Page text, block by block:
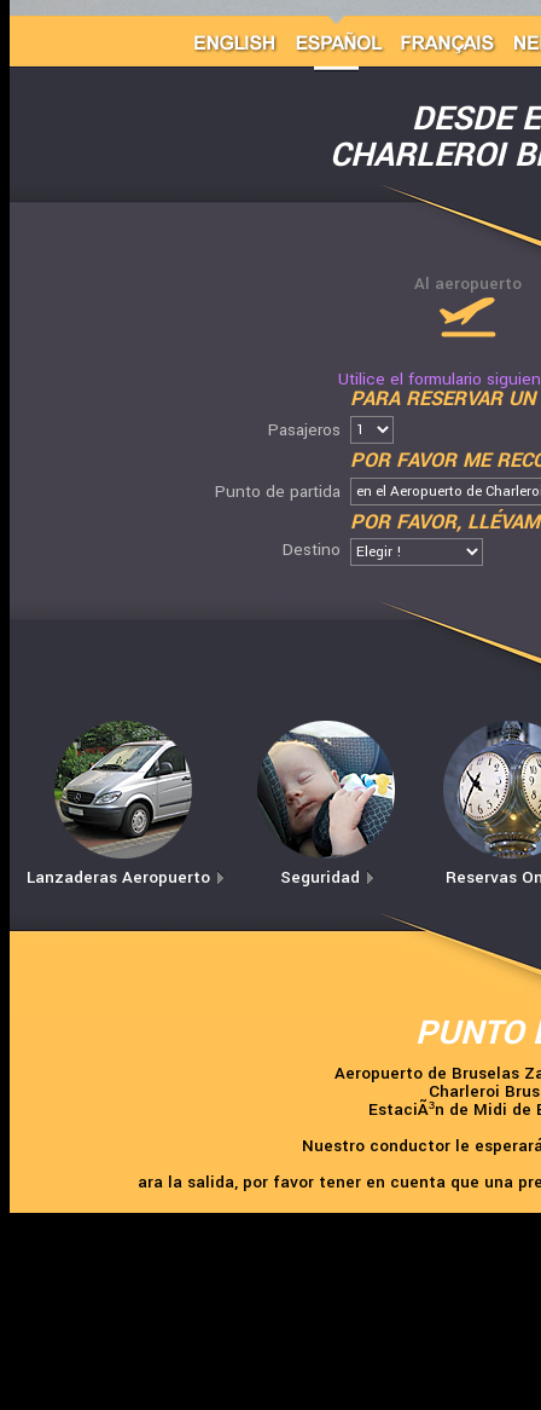
DESDE
CHARLEROI
Al aeropuerto
Utilice el formulario
PARA RESERVAR
Pasajeros
POR FAVOR ME
Punto de partida
POR FAVOR,
Destino
Lanzaderas Aeropuerto Seguridad Reservas
PUNTO
Aeropuerto de Bruselas
Charleroi
EstaciÃ³n de Midi de
Nuestro conductor le
ara la salida, por favor tener en cuenta que una